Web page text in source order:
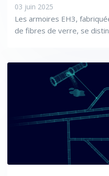
03 juin 2025
Les armoires EH3,
de fibres de verre, se